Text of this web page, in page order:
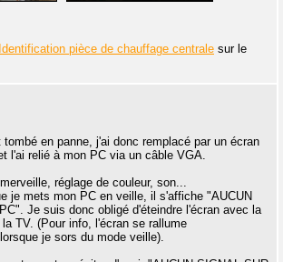
Identification pièce de chauffage centrale sur le
en panne, j'ai donc remplacé par un écran
l'ai relié à mon PC via un câble VGA.
réglage de couleur, son...
je mets mon PC en veille, il s'affiche "AUCUN
Je suis donc obligé d'éteindre l'écran avec la
TV. (Pour info, l'écran se rallume
je sors du mode veille).